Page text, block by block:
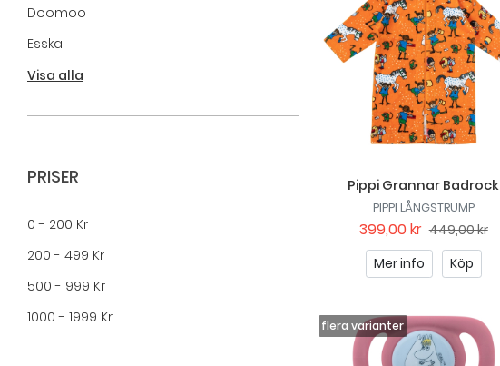
Doomoo
Esska
Geggamoja
Nattou
Nûby
Oh, Poppy!
Pippi Långstrump
Rätt Start
Visa alla
PRISER
0 - 200 Kr
200 - 499 Kr
500 - 999 Kr
1000 - 1999 Kr
Pippi Grannar Badrock
PIPPI LÅNGSTRUMP
399,00 kr 449,00 kr
Mer info
Köp